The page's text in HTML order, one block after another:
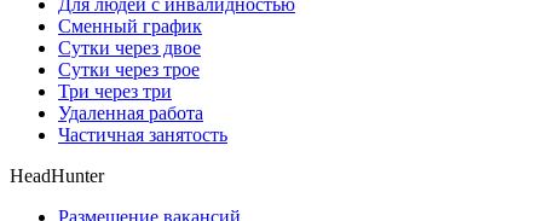
Для людей с инвалидностью
Сменный график
Сутки через двое
Сутки через трое
Три через три
Удаленная работа
Частичная занятость
HeadHunter
Размещение вакансий